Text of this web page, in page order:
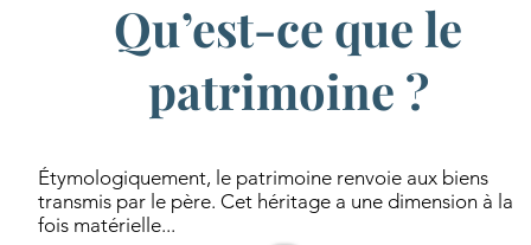
Qu’est-ce que le
patrimoine ?
Étymologiquement, le patrimoine renvoie aux biens
transmis par le père. Cet héritage a une dimension à la
fois matérielle...